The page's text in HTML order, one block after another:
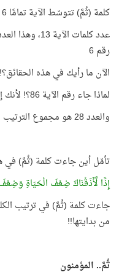
كلمة (ثُمَّ) تتوسّط الآية تمامًا 6 كلمات قبلها، و6 كلمات بعدها!
عدد كلمات
رقم 6
الآن ما رأيك في هذه الحقائق؟!
لماذا جاء رقم الآية 86؟! لأنك إذا أضفت إليه العدد 28 يكون الناتج 114
والعدد 28 هو مجموع الترتيب الهجائي لحرفي كلمة (ثُمَّ)!
تأمّل أين جاءت كلمة (ثُمَّ) في
إِذًا لَّأَذَقْنَاكَ ضِعْفَ الْحَيَاةِ
من بدايتها!!
ثُمَّ.. المؤمنون